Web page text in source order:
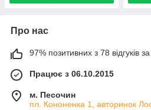
Про нас
97% позитивних з 78 відгуків за
Працює з 06.10.2015
м. Песочин
пл. Кононенка 1, авторинок